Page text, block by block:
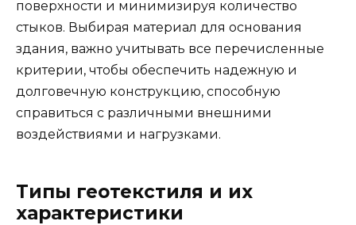
поверхности и минимизируя количество
стыков. Выбирая материал для основания
здания, важно учитывать все перечисленные
критерии, чтобы обеспечить надежную и
долговечную конструкцию, способную
справиться с различными внешними
воздействиями и нагрузками.
Типы геотекстиля и их
характеристики